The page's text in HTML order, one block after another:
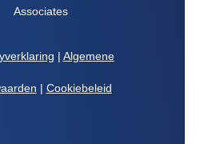
Associates
| Algemene
| Cookiebeleid